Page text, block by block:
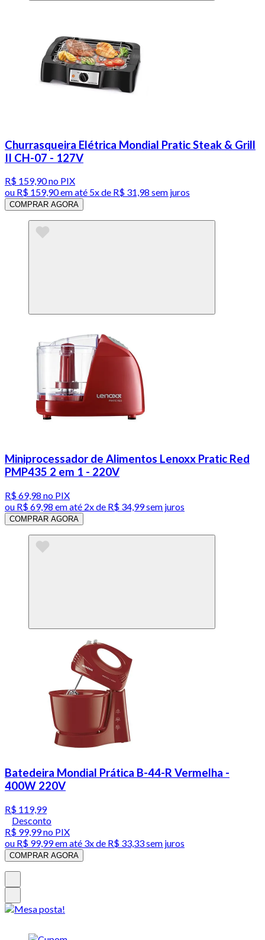
Churrasqueira Elétrica Mondial Pratic Steak & Grill
II CH-07 - 127V
R$ 159,90no PIX
ou R$ 159,90em até 5x de R$ 31,98 sem juros
COMPRAR AGORA
Miniprocessador de Alimentos Lenoxx Pratic Red
PMP435 2 em 1 - 220V
R$ 69,98 no PIX
ou R$ 69,98 em até 2x de R$ 34,99 sem juros
COMPRAR AGORA
Batedeira Mondial Prática B-44-R Vermelha -
400W 220V
R$ 119,99
Desconto
R$ 99,99no PIX
ou R$ 99,99em até 3x de R$ 33,33 sem juros
COMPRAR AGORA